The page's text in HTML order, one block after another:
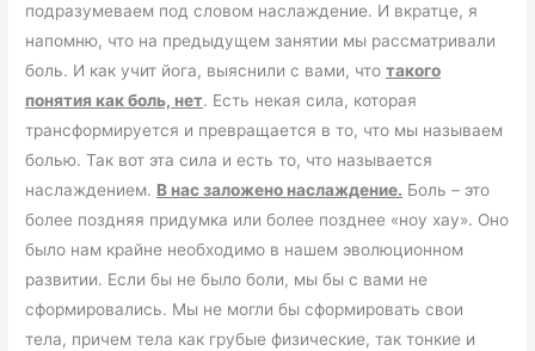
подразумеваем под словом наслаждение. И вкратце, я
напомню, что на предыдущем занятии мы рассматривали
боль. И как учит йога, выяснили с вами, чтотакого
понятия как боль, нет. Есть некая сила, которая
трансформируется и превращается в то, что мы называем
болью. Так вот эта сила и есть то, что называется
наслаждением. В нас заложено наслаждение. Боль – это
более поздняя придумка или более позднее «ноу хау». Оно
было нам крайне необходимо в нашем эволюционном
развитии. Если бы не было боли, мы бы с вами не
сформировались. Мы не могли бы сформировать свои
тела, причем тела как грубые физические, так тонкие и